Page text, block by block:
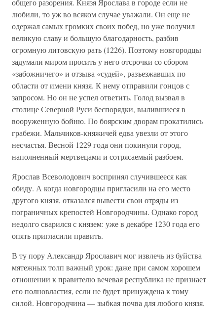
общего разорения. Князя Ярослава в городе если не
любили, то уж во всяком случае уважали. Он еще не
одержал самых громких своих побед, но уже получил
великую славу и большую благодарность, разбив
огромную литовскую рать (1226). Поэтому новгородцы
задумали миром просить у него отсрочки со сбором
«забожничего» и отзыва «судей», разъезжавших по
области от имени князя. К нему отправили гонцов с
запросом. Но он не успел ответить. Голод вызвал в
столице Северной Руси беспорядки, вылившиеся в
вооруженную бойню. По боярским дворам прокатились
грабежи. Мальчиков-княжичей едва увезли от этого
несчастья. Весной 1229 года они покинули город,
наполненный мертвецами и сотрясаемый разбоем.
Ярослав Всеволодович воспринял случившееся как
обиду. А когда новгородцы пригласили на его место
другого князя, отказался вывести свои отряды из
пограничных крепостей Новгородчины. Однако город
недолго сварился с князем: уже в декабре 1230 года его
опять пригласили править.
В ту пору Александр Ярославич мог извлечь из буйства
мятежных толп важный урок: даже при самом хорошем
отношении к правителю вечевая республика не признает
его полновластия, если не будет принуждена к тому
силой. Новгородчина — зыбкая почва для любого князя.